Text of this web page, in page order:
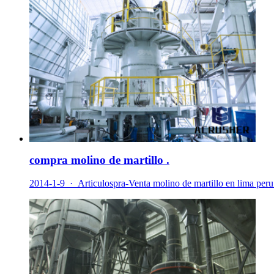
compra molino de martillo .
2014-1-9 · Articulospra-Venta molino de martillo en lima